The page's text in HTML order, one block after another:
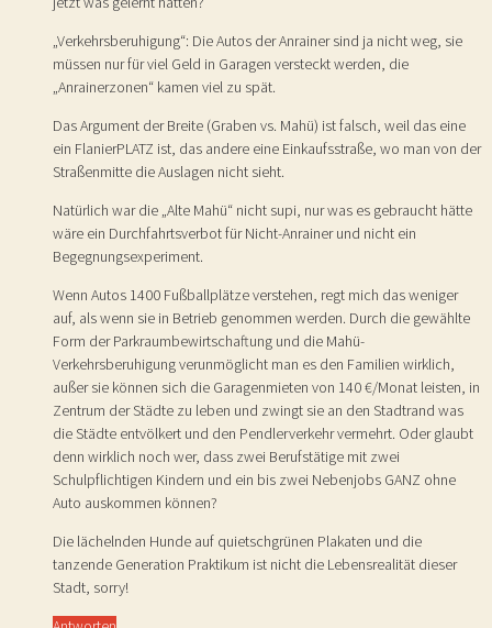
„Verkehrsberuhigung“: Die Autos der Anrainer sind ja nicht weg, sie
müssen nur für viel Geld in Garagen versteckt werden, die
„Anrainerzonen“ kamen viel zu spät.
Das Argument der Breite (Graben vs. Mahü) ist falsch, weil das eine
ein FlanierPLATZ ist, das andere eine Einkaufsstraße, wo man von der
Straßenmitte die Auslagen nicht sieht.
Natürlich war die „Alte Mahü“ nicht supi, nur was es gebraucht hätte
wäre ein Durchfahrtsverbot für Nicht-Anrainer und nicht ein
Begegnungsexperiment.
Wenn Autos 1400 Fußballplätze verstehen, regt mich das weniger
auf, als wenn sie in Betrieb genommen werden. Durch die gewählte
Form der Parkraumbewirtschaftung und die Mahü-
Verkehrsberuhigung verunmöglicht man es den Familien wirklich,
außer sie können sich die Garagenmieten von 140 €/Monat leisten, in
Zentrum der Städte zu leben und zwingt sie an den Stadtrand was
die Städte entvölkert und den Pendlerverkehr vermehrt. Oder glaubt
denn wirklich noch wer, dass zwei Berufstätige mit zwei
Schulpflichtigen Kindern und ein bis zwei Nebenjobs GANZ ohne
Auto auskommen können?
Die lächelnden Hunde auf quietschgrünen Plakaten und die
tanzende Generation Praktikum ist nicht die Lebensrealität dieser
Stadt, sorry!